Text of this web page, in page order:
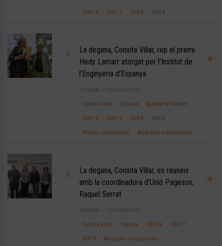
ODS 16 ODS 17 ODS 4 ODS 8
La degana, Conxita Villar, rep el premi
Hedy Lamarr atorgat per l’Institut de
l’Enginyeria d’Espanya
GENERAL PUBLICACIONS
Conxita Villar Degana Igualtat de Gènere
ODS 10 ODS 16 ODS 4 ODS 5
Premis i Distincions Relacions Institucionals
La degana, Conxita Villar, es reuneix
amb la coordinadora d’Unió Pagesos,
Raquel Serrat
GENERAL PUBLICACIONS
Conxita Villar Degana ODS 16 ODS 17
ODS 8 Relacions Institucionals